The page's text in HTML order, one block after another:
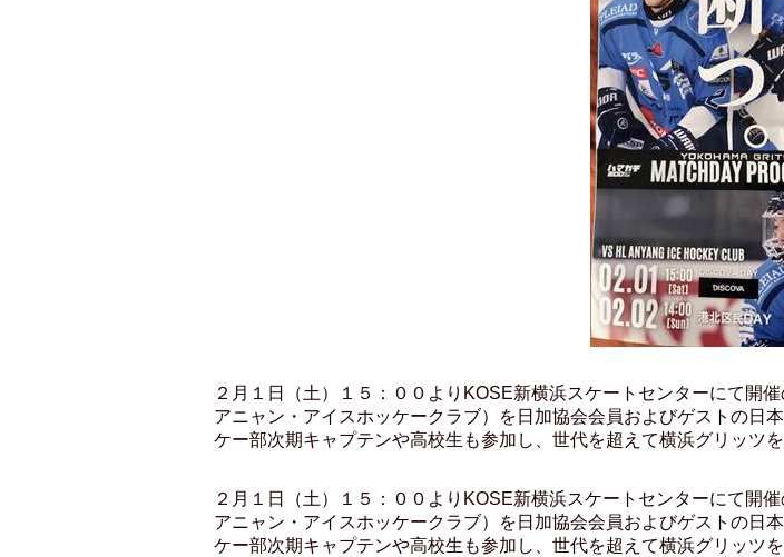
２月１日（土）１５：００よりKOSE新横浜スケートセンターにて開
アニャン・アイスホッケークラブ）を日加協会会員およびゲストの日
ケー部次期キャプテンや高校生も参加し、世代を超えて横浜グリッツ
２月１日（土）１５：００よりKOSE新横浜スケートセンターにて開
アニャン・アイスホッケークラブ）を日加協会会員およびゲストの日
ケー部次期キャプテンや高校生も参加し、世代を超えて横浜グリッツ